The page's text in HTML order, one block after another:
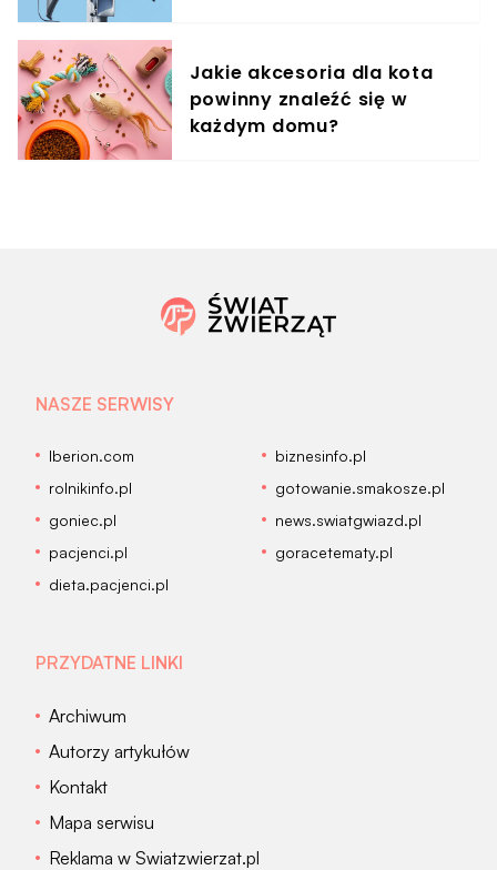
Jakie akcesoria dla kota
powinny znaleźć się w
każdym domu?
NASZE SERWISY
Iberion.com
biznesinfo.pl
rolnikinfo.pl
gotowanie.smakosze.pl
goniec.pl
news.swiatgwiazd.pl
pacjenci.pl
goracetematy.pl
dieta.pacjenci.pl
PRZYDATNE LINKI
Archiwum
Autorzy artykułów
Kontakt
Mapa serwisu
Reklama w Swiatzwierzat.pl